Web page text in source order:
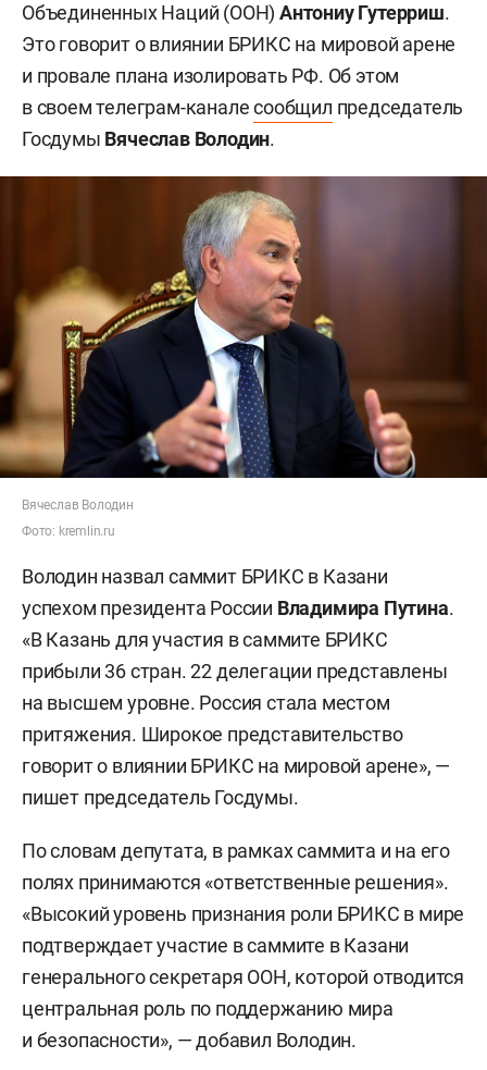
Объединенных Наций (ООН)Антониу Гутерриш.
Это говорит о влиянии БРИКС на мировой арене
и провале плана изолировать РФ. Об этом
в своем телеграм-каналесообщил председатель
Госдумы Вячеслав Володин.
Вячеслав Володин
Фото: kremlin.ru
Володин назвал саммит БРИКС в Казани
успехом президента России Владимира Путина.
«В Казань для участия в саммите БРИКС
прибыли 36 стран. 22 делегации представлены
на высшем уровне. Россия стала местом
притяжения. Широкое представительство
говорит о влиянии БРИКС на мировой арене», —
пишет председатель Госдумы.
По словам депутата, в рамках саммита и на его
полях принимаются «ответственные решения».
«Высокий уровень признания роли БРИКС в мире
подтверждает участие в саммите в Казани
генерального секретаря ООН, которой отводится
центральная роль по поддержанию мира
и безопасности», — добавил Володин.